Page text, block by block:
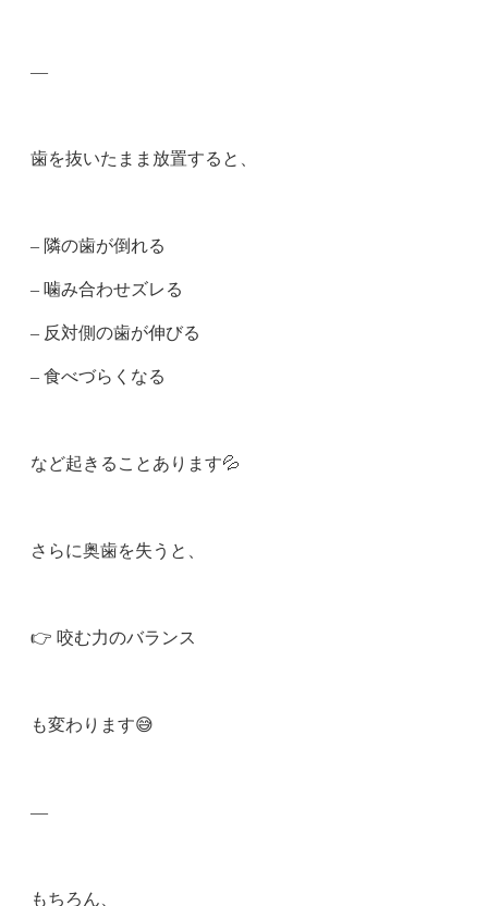
—
歯を抜いたまま放置すると、
– 隣の歯が倒れる
– 噛み合わせズレる
– 反対側の歯が伸びる
– 食べづらくなる
など起きることあります💦
さらに奥歯を失うと、
👉 咬む力のバランス
も変わります😅
—
もちろん、